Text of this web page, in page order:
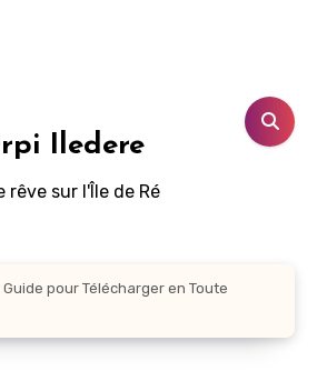
Iledere
rêve sur l'Île de Ré
Guide pour Télécharger en Toute